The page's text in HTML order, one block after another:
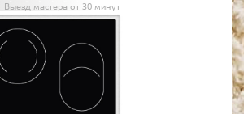
Выезд мастера от 30 минут